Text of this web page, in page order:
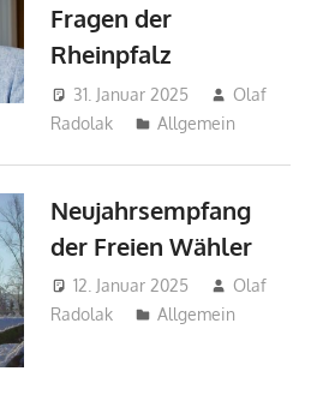
Fragen der
Rheinpfalz
31. Januar 2025
Olaf
Radolak
Allgemein
Neujahrsempfang
der Freien Wähler
12. Januar 2025
Olaf
Radolak
Allgemein